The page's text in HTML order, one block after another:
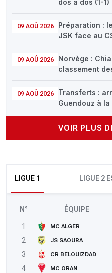
dos à dos (1-1)
09 AOÛ 2026
Préparation :
JSK face au
09 AOÛ 2026
Norvège :
classement
09 AOÛ 2026
Transferts :
Guendouz à la
VOIR PLUS
LIGUE 1 LIGUE 2
N° ÉQUIPE
1 MC ALGER
2
JS SAOURA
3
CR BELOUIZDAD
4
MC ORAN